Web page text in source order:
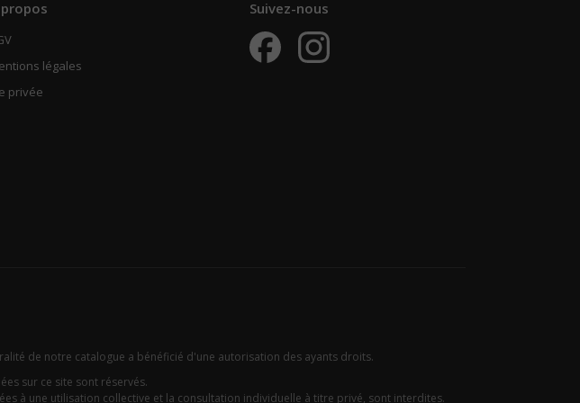
légales
privée
Suivez-nous
de notre catalogue a bénéficié d'une autorisation des ayants droits.
sur ce site sont réservés.
à une utilisation collective et la consultation individuelle à titre privé, sont interdites.